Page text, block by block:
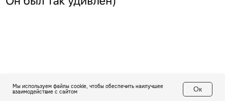
Мы используем файлы cookie, чтобы обеспечить наилучшее
взаимодействие с сайтом
Ок